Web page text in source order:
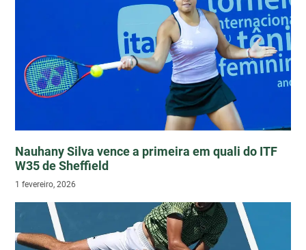
Nauhany Silva vence a primeira em quali do ITF
W35 de Sheffield
1 fevereiro, 2026